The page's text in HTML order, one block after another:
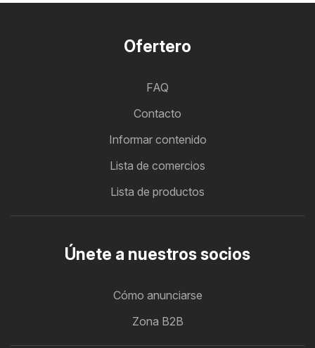
Ofertero
FAQ
Contacto
Informar contenido
Lista de comercios
Lista de productos
Únete a nuestros socios
Cómo anunciarse
Zona B2B